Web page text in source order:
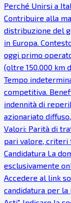
Perché Unirsi a
Contribuire alla
distribuzione del
in Europa.
oggi primo
(oltre 150.000 km
Tempo
competitiva.
indennità di
azionariato
Valori: Parità di
pari valore, criteri
Candidatura La
esclusivamente
Accedere al link
candidatura per